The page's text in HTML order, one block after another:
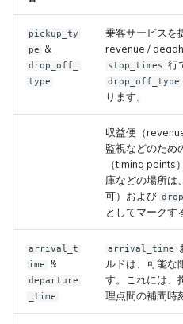
pickup_ty
pe
&
drop_off_
type
乗客サービスを
revenue /
stop_times 行
drop_off_type
ります。
収益便（
監視などのため
（timing points
庫などの場所は、
可）および
としてマークす
arrival_t
ime
&
departure
_time
arrival_time
ルドは、可能な
す。これには、
理点間の補間時